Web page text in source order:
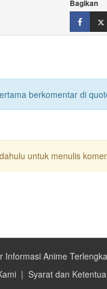
Bagikan
berkomentar di
dahulu untuk menulis
Informasi Anime
| Syarat dan